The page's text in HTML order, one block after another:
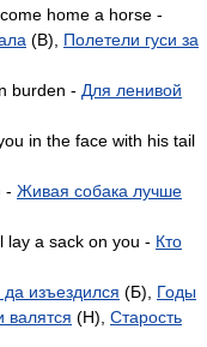
home a horse -
(B), Полетели гуси за
burden - Для ленивой
in the face with his tail
- Живая собака лучше
lay a sack on you - Кто
изъездился (Б), Годы
валятся (H), Старость